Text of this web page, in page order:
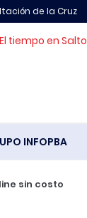
de la Cruz
El tiempo en Salto
INFOPBA
sin costo